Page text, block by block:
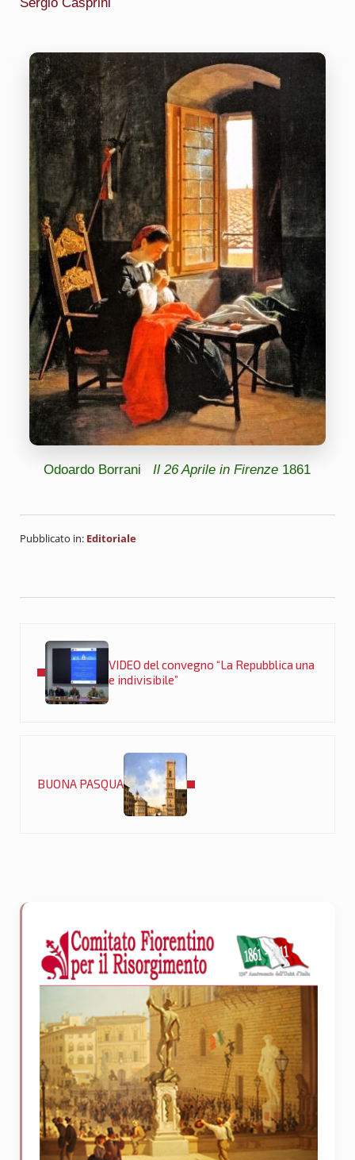
Odoardo BorraniIl 26 Aprile in Firenze 1861
Pubblicato in: Editoriale
VIDEO del convegno “La Repubblica una
e indivisibile”
BUONA PASQUA
Sidebar